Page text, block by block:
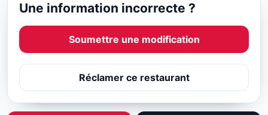
Une information incorrecte ?
Soumettre une modification
Réclamer ce restaurant